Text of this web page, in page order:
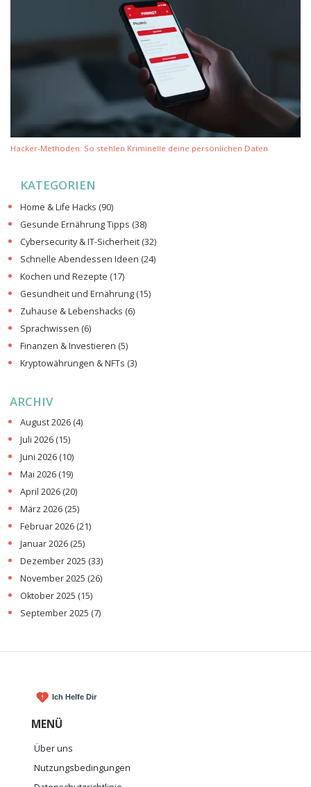
Hacker-Methoden: So stehlen Kriminelle deine persönlichen Daten
KATEGORIEN
Home & Life Hacks (90)
Gesunde Ernährung Tipps (38)
Cybersecurity & IT-Sicherheit (32)
Schnelle Abendessen Ideen (24)
Kochen und Rezepte (17)
Gesundheit und Ernährung (15)
Zuhause & Lebenshacks (6)
Sprachwissen (6)
Finanzen & Investieren (5)
Kryptowährungen & NFTs (3)
ARCHIV
August 2026 (4)
Juli 2026 (15)
Juni 2026 (10)
Mai 2026 (19)
April 2026 (20)
März 2026 (25)
Februar 2026 (21)
Januar 2026 (25)
Dezember 2025 (33)
November 2025 (26)
Oktober 2025 (15)
September 2025 (7)
MENÜ
Über uns
Nutzungsbedingungen